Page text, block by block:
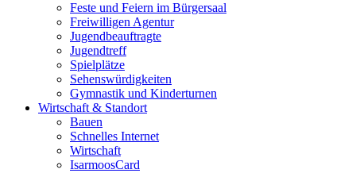
Feste und Feiern im Bürgersaal
Freiwilligen Agentur
Jugendbeauftragte
Jugendtreff
Spielplätze
Sehenswürdigkeiten
Gymnastik und Kinderturnen
Wirtschaft & Standort
Bauen
Schnelles Internet
Wirtschaft
IsarmoosCard